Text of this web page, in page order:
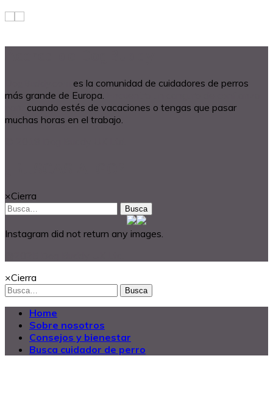
es la comunidad de cuidadores de perros
más grande de Europa.
cuando estés de vacaciones o tengas que pasar
muchas horas en el trabajo.
×Cierra
Busca
Instagram did not return any images.
×Cierra
Busca
Home
Sobre nosotros
Consejos y bienestar
Busca cuidador de perro